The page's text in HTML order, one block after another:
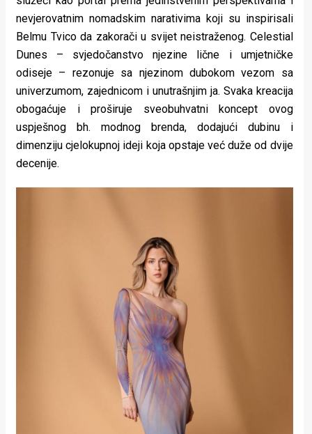
nevjerovatnim nomadskim narativima koji su inspirisali
Belmu Tvico da zakorači u svijet neistraženog. Celestial
Dunes – svjedočanstvo njezine lične i umjetničke
odiseje – rezonuje sa njezinom dubokom vezom sa
univerzumom, zajednicom i unutrašnjim ja. Svaka kreacija
obogaćuje i proširuje sveobuhvatni koncept ovog
uspješnog bh. modnog brenda, dodajući dubinu i
dimenziju cjelokupnoj ideji koja opstaje već duže od dvije
decenije.